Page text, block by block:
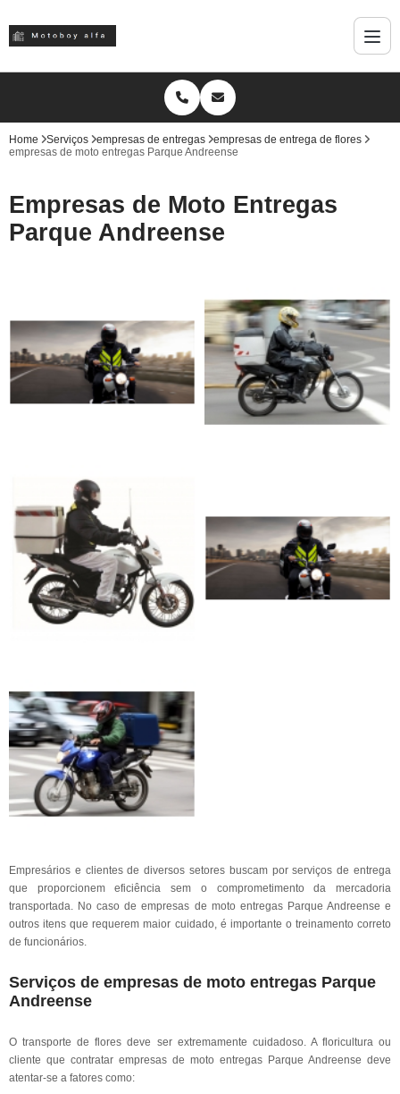
Home Serviços empresas de entregas
empresas de entrega de flores
empresas de moto entregas Parque Andreense
Empresas de Moto Entregas
Parque Andreense
Empresários e clientes de diversos setores buscam por serviços de entrega
que proporcionem eficiência sem o comprometimento da mercadoria
transportada. No caso de empresas de moto entregas Parque Andreense e
outros itens que requerem maior cuidado, é importante o treinamento correto
de funcionários.
Serviços de empresas de moto entregas Parque
Andreense
O transporte de flores deve ser extremamente cuidadoso. A floricultura ou
cliente que contratar empresas de moto entregas Parque Andreense deve
atentar-se a fatores como: